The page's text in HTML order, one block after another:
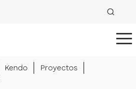
Kendo
Proyectos